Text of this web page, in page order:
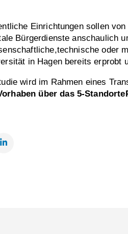
Einrichtungen sollen
Bürgerdienste anschaulich
oder
in Hagen bereits erprobt
wird im Rahmen eines
über das 5-